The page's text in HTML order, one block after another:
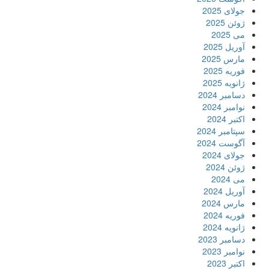
جولای 2025
ژوئن 2025
می 2025
آوریل 2025
مارس 2025
فوریه 2025
ژانویه 2025
دسامبر 2024
نوامبر 2024
اکتبر 2024
سپتامبر 2024
آگوست 2024
جولای 2024
ژوئن 2024
می 2024
آوریل 2024
مارس 2024
فوریه 2024
ژانویه 2024
دسامبر 2023
نوامبر 2023
اکتبر 2023